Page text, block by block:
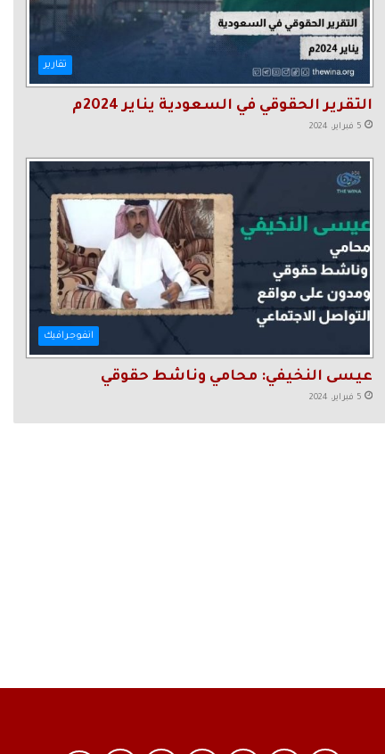
تقارير
التقرير الحقوقي في السعودية يناير 2024م
5 فبراير، 2024
انفوجرافيك
عيسى النخيفي: محامي وناشط حقوقي
5 فبراير، 2024